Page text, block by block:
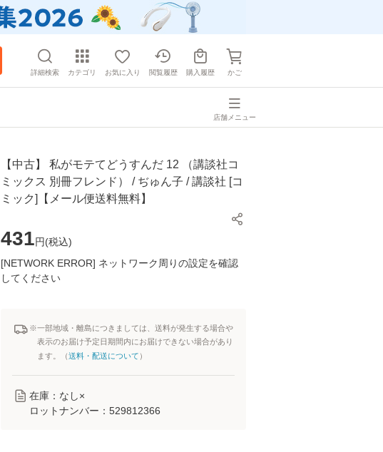
詳細検索 カテゴリ お気に入り 閲覧履歴 購入履歴 かご
店舗メニュー
【中古】 私がモテてどうすんだ 12 （講談社コ
ミックス 別冊フレンド） / ぢゅん子 / 講談社 [コ
ミック]【メール便送料無料】
431円(税込)
[NETWORK ERROR] ネットワーク周りの設定を確認
してください
※一部地域・離島につきましては、送料が発生する場合や
表示のお届け予定日期間内にお届けできない場合があり
ます。（送料・配送について ）
在庫：なし×
ロットナンバー： 529812366